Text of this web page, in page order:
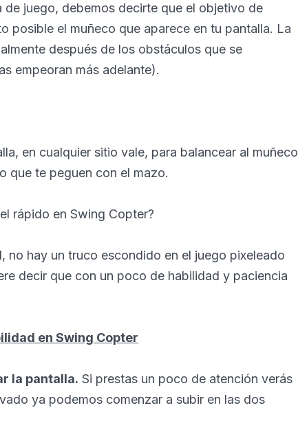
de juego, debemos decirte que el objetivo de
posible el muñeco que aparece en tu pantalla. La
después de los obstáculos que se
empeoran más adelante).
en cualquier sitio vale, para balancear al muñeco
que te peguen con el mazo.
rápido en Swing Copter?
no hay un truco escondido en el juego pixeleado
decir que con un poco de habilidad y paciencia
en Swing Copter
la pantalla. Si prestas un poco de atención verás
ya podemos comenzar a subir en las dos